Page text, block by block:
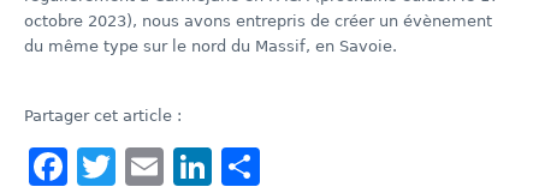
octobre 2023), nous avons entrepris de créer un évènement
du même type sur le nord du Massif, en Savoie.
Partager cet article :
Facebook
Twitter
EmailLinkedIn